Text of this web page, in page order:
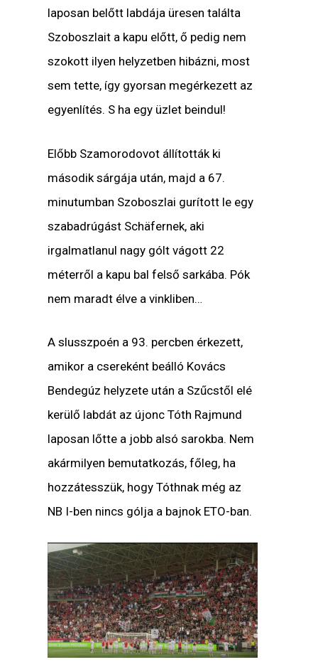
laposan belőtt labdája üresen találta
Szoboszlait a kapu előtt, ő pedig nem
szokott ilyen helyzetben hibázni, most
sem tette, így gyorsan megérkezett az
egyenlítés. S ha egy üzlet beindul!
Előbb Szamorodovot állították ki
második sárgája után, majd a 67.
minutumban Szoboszlai gurított le egy
szabadrúgást Schäfernek, aki
irgalmatlanul nagy gólt vágott 22
méterről a kapu bal felső sarkába. Pók
nem maradt élve a vinkliben…
A slusszpoén a 93. percben érkezett,
amikor a csereként beálló Kovács
Bendegúz helyzete után a Szűcstől elé
kerülő labdát az újonc Tóth Rajmund
laposan lőtte a jobb alsó sarokba. Nem
akármilyen bemutatkozás, főleg, ha
hozzátesszük, hogy Tóthnak még az
NB I-ben nincs gólja a bajnok ETO-ban.